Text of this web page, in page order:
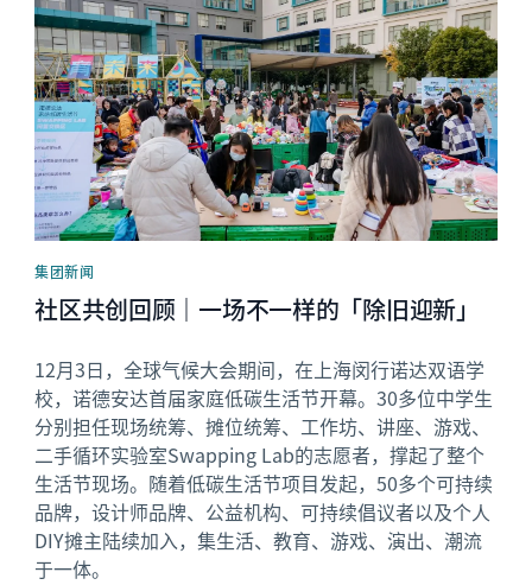
集团新闻
社区共创回顾｜一场不一样的「除旧迎新」
12月3日，全球气候大会期间，在上海闵行诺达双语学
校，诺德安达首届家庭低碳生活节开幕。30多位中学生
分别担任现场统筹、摊位统筹、工作坊、讲座、游戏、
二手循环实验室Swapping Lab的志愿者，撑起了整个
生活节现场。随着低碳生活节项目发起，50多个可持续
品牌，设计师品牌、公益机构、可持续倡议者以及个人
DIY摊主陆续加入，集生活、教育、游戏、演出、潮流
于一体。